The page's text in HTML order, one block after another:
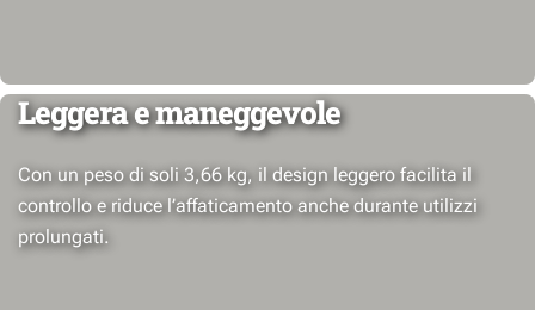
Leggera e maneggevole
Con un peso di soli 3,66 kg, il design leggero facilita il
controllo e riduce l’affaticamento anche durante utilizzi
prolungati.